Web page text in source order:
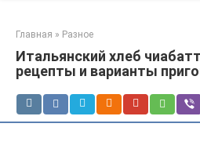
Главная » Разное
Итальянский хлеб
рецепты и варианты